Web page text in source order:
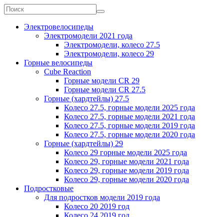
Электровелосипеды
Электромодели 2021 года
Электромодели, колесо 27.5
Электромодели, колесо 29
Горные велосипеды
Cube Reaction
Горные модели CR 29
Горные модели CR 27.5
Горные (хардтейлы) 27.5
Колесо 27.5, горные модели 2025 года
Колесо 27.5, горные модели 2021 года
Колесо 27.5, горные модели 2019 года
Колесо 27.5, горные модели 2020 года
Горные (хардтейлы) 29
Колесо 29 горные модели 2025 года
Колесо 29, горные модели 2021 года
Колесо 29, горные модели 2019 года
Колесо 29, горные модели 2020 года
Подростковые
Для подростков модели 2019 года
Колесо 20 2019 год
Колесо 24 2019 год